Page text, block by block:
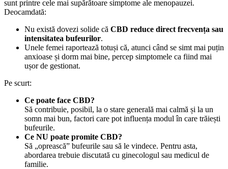
sunt printre cele mai supărătoare simptome ale menopauzei.
Deocamdată:
Nu există dovezi solide că CBD reduce direct frecvența sau
intensitatea bufeurilor.
Unele femei raportează totuși că, atunci când se simt mai puțin
anxioase și dorm mai bine, percep simptomele ca fiind mai
ușor de gestionat.
Pe scurt:
Ce poate face CBD?
Să contribuie, posibil, la o stare generală mai calmă și la un
somn mai bun, factori care pot influența modul în care trăiești
bufeurile.
Ce NU poate promite CBD?
Să „oprească” bufeurile sau să le vindece. Pentru asta,
abordarea trebuie discutată cu ginecologul sau medicul de
familie.